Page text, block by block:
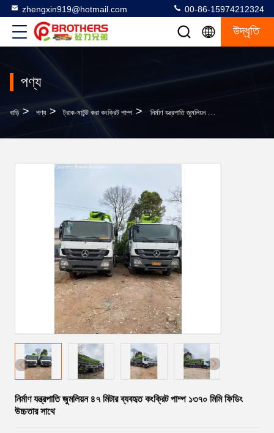
zhengxin919@hotmail.com 00-86-15974212324
উদ্ধৃতি
পণ্য
বাড়ি > পণ্য > ট্রাক-মাউন্ট করা কংক্রিট পাম্প > নির্মাণ যন্ত্রপাতি জুমলিয়ন ৪৭ মিটার ব্যবহৃত কংক্রিট পাম্প ১৩৭০ মিমি ফিডিং উচ্চতার সাথে
নির্মাণ যন্ত্রপাতি জুমলিয়ন ৪৭ মিটার ব্যবহৃত কংক্রিট পাম্প ১৩৭০ মিমি ফিডিং
উচ্চতার সাথে